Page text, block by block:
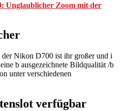
Unglaublicher Zoom mit der
der Nikon D700 ist ihr großer und i
b ausgezeichnete Bildqualität /b
unter verschiedenen
verfügbar